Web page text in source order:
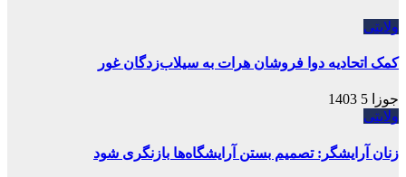
ولایتی
کمک اتحادیه دوا فروشان هرات به سیلاب‌زدگان غور
جوزا 5 1403
ولایتی
زنان آرایشگر: تصمیم بستن آرایشگاه‌ها بازنگری شود